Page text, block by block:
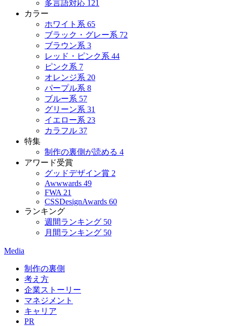
多言語対応 121
カラー
ホワイト系 65
ブラック・グレー系 72
ブラウン系 3
レッド・ピンク系 44
ピンク系 7
オレンジ系 20
パープル系 8
ブルー系 57
グリーン系 31
イエロー系 23
カラフル 37
特集
制作の裏側が読める 4
アワード受賞
グッドデザイン賞 2
Awwwards 49
FWA 21
CSSDesignAwards 60
ランキング
週間ランキング 50
月間ランキング 50
Media
制作の裏側
考え方
企業ストーリー
マネジメント
キャリア
PR